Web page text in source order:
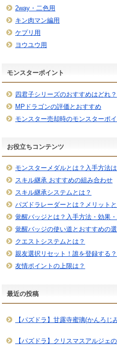
2way・二色用
キン肉マン編用
ケプリ用
ヨウユウ用
モンスターポイント
四君子シリーズのおすすめはどれ？
MPドラゴンの評価とおすすめ
モンスター売却時のモンスターポ
お役立ちコンテンツ
モンスターメダルとは？入手方法は
スキル継承 おすすめの組み合わせ
スキル継承システムとは？
パズドラレーダーとは？メリット
覚醒バッジとは？入手方法・効果
覚醒バッジの使い道とおすすめの
クエストシステムとは？
親友選択リセット！誰を登録する？
友情ポイントの上限は？
最近の投稿
【パズドラ】甘露寺蜜璃(かんろ
【パズドラ】クリスマスアルジェ